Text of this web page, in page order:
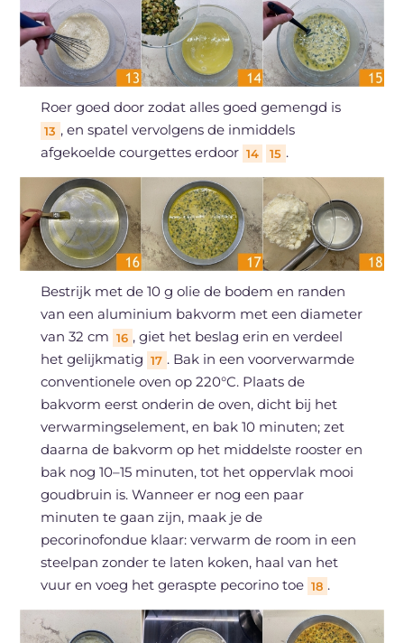
Roer goed door zodat alles goed gemengd is
13 , en spatel vervolgens de inmiddels
afgekoelde courgettes erdoor 14 15 .
Bestrijk met de 10 g olie de bodem en randen
van een aluminium bakvorm met een diameter
van 32 cm 16 , giet het beslag erin en verdeel
het gelijkmatig 17 . Bak in een voorverwarmde
conventionele oven op 220°C. Plaats de
bakvorm eerst onderin de oven, dicht bij het
verwarmingselement, en bak 10 minuten; zet
daarna de bakvorm op het middelste rooster en
bak nog 10–15 minuten, tot het oppervlak mooi
goudbruin is. Wanneer er nog een paar
minuten te gaan zijn, maak je de
pecorinofondue klaar: verwarm de room in een
steelpan zonder te laten koken, haal van het
vuur en voeg het geraspte pecorino toe 18 .